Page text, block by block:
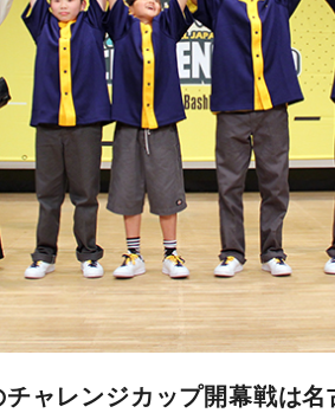
ャレンジカップ開幕戦は名